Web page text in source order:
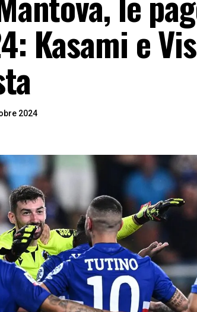
Kasami e
2024